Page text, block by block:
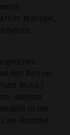
Manager,
Partner
Music)
Weitere
in der
Branche.